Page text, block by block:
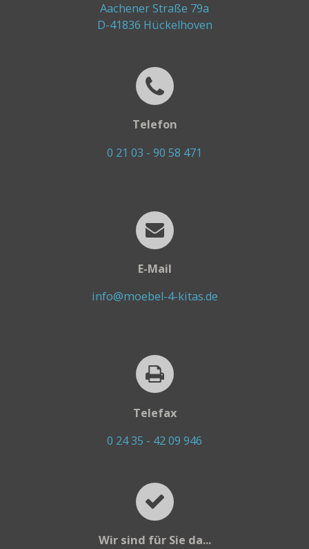
Aachener Straße 79a
D-41836 Hückelhoven
Telefon
0 21 03 - 90 58 471
E-Mail
info@moebel-4-kitas.de
Telefax
0 24 35 - 42 09 946
Wir sind für Sie da...